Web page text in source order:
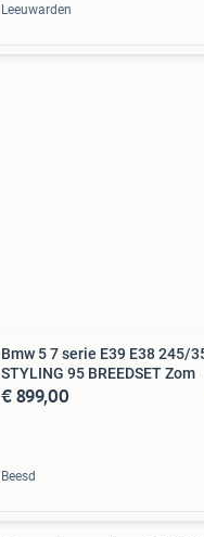
Leeuwarden
Bmw 5 7 serie E39 E38 245/
STYLING 95 BREEDSET Zom
€ 899,00
Beesd